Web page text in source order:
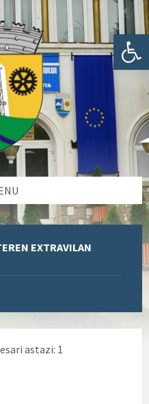
Deschide bara de unelte
EXTRAVILAN
astazi: 1